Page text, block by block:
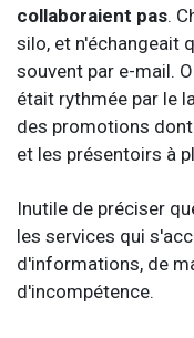
collaboraient pas.
silo, et n'échangeait
souvent par e-mail.
était rythmée par le
des promotions
et les présentoirs à
Inutile de préciser
les services qui
d'informations, de
d'incompétence.